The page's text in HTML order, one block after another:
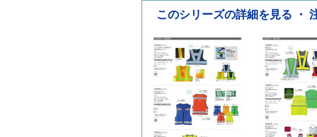
このシリーズの詳細を見る ・